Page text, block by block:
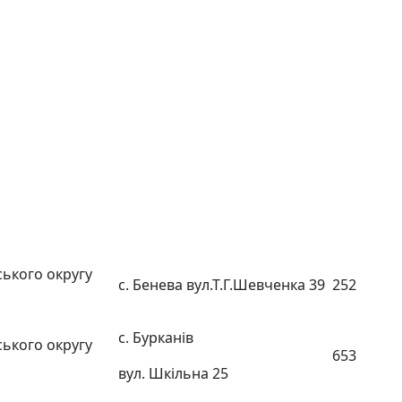
округу
с. Бенева вул.Т.Г.Шевченка 39 252
округу
с. Бурканів
вул. Шкільна 25
653